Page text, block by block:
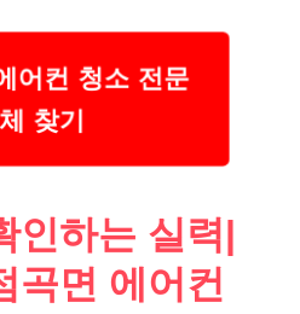
어컨 청소 전문
찾기
인하는 실력|
곡면 에어컨